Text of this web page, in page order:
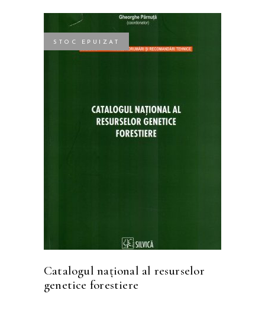
STOC EPUIZAT
CITEȘTE MAI MULT
Catalogul național al resurselor
genetice forestiere